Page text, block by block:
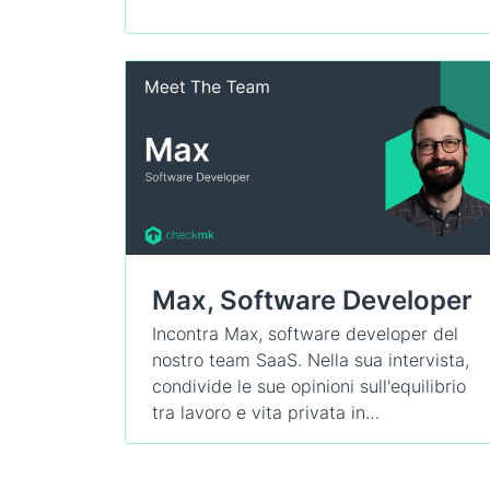
Max, Software Developer
Incontra Max, software developer del
nostro team SaaS. Nella sua intervista,
condivide le sue opinioni sull'equilibrio
tra lavoro e vita privata in…